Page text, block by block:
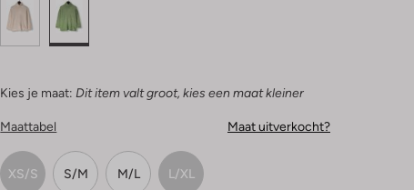
Kies je maat: Dit item valt groot, kies een maat kleiner
Maattabel Maat uitverkocht?
XS/S S/M M/L L/XL